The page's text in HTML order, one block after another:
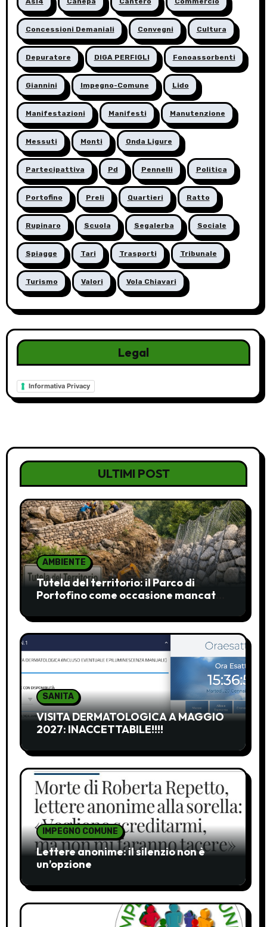
Concessioni Demaniali Convegni Cultura
Depuratore DIGA PERFIGLI Fonoassorbenti
Giannini Impegno-Comune Lido
Manifestazioni Manifesti Manutenzione
Messuti Monti Onda Ligure
Partecipattiva Pd Pennelli Politica
Portofino Preli Quartieri Ratto
Rupinaro Scuola Segalerba Sociale
Spiagge Tari Trasporti Tribunale
Turismo Valori Vola Chiavari
Legal
Informativa Privacy
ULTIMI POST
AMBIENTE
Tutela del territorio: il Parco di
Portofino come occasione mancata
SANITA
VISITA DERMATOLOGICA A MAGGIO
2027: INACCETTABILE!!!!
IMPEGNO COMUNE
Lettere anonime: il silenzio non è
un’opzione